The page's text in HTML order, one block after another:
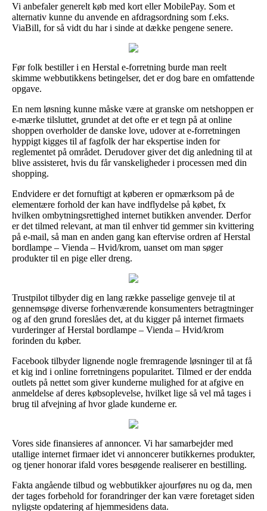
Vi anbefaler generelt køb med kort eller MobilePay. Som et
alternativ kunne du anvende en afdragsordning som f.eks.
ViaBill, for så vidt du har i sinde at dække pengene senere.
Før folk bestiller i en Herstal e-forretning burde man reelt
skimme webbutikkens betingelser, det er dog bare en omfattende
opgave.
En nem løsning kunne måske være at granske om netshoppen er
e-mærke tilsluttet, grundet at det ofte er et tegn på at online
shoppen overholder de danske love, udover at e-forretningen
hyppigt kigges til af fagfolk der har ekspertise inden for
reglementet på området. Derudover giver det dig anledning til at
blive assisteret, hvis du får vanskeligheder i processen med din
shopping.
Endvidere er det fornuftigt at køberen er opmærksom på de
elementære forhold der kan have indflydelse på købet, fx
hvilken ombytningsrettighed internet butikken anvender. Derfor
er det tilmed relevant, at man til enhver tid gemmer sin kvittering
på e-mail, så man en anden gang kan eftervise ordren af Herstal
bordlampe – Vienda – Hvid/krom, uanset om man søger
produkter til en pige eller dreng.
Trustpilot tilbyder dig en lang række passelige genveje til at
gennemsøge diverse forhenværende konsumenters betragtninger
og af den grund foreslåes det, at du kigger på internet firmaets
vurderinger af Herstal bordlampe – Vienda – Hvid/krom
forinden du køber.
Facebook tilbyder lignende nogle fremragende løsninger til at få
et kig ind i online forretningens popularitet. Tilmed er der endda
outlets på nettet som giver kunderne mulighed for at afgive en
anmeldelse af deres købsoplevelse, hvilket lige så vel må tages i
brug til afvejning af hvor glade kunderne er.
Vores side finansieres af annoncer. Vi har samarbejder med
utallige internet firmaer idet vi annoncerer butikkernes produkter,
og tjener honorar ifald vores besøgende realiserer en bestilling.
Fakta angående tilbud og webbutikker ajourføres nu og da, men
der tages forbehold for forandringer der kan være foretaget siden
nyligste opdatering af hjemmesidens data.